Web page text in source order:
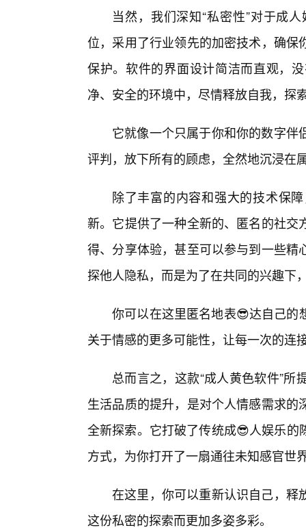
当然，我们深知“私密性”对于成
位，采用了行业领先的加密技术，确
保护。软件的界面设计简洁而直观，
净、安全的环境中，尽情释放自我，探
它就像一个只属于你和你的数字
评判，放下所有的顾虑，全然地沉浸在
除了丰富的内容和强大的技术保
新。它提供了一种全新的、匿名的社
得、分享体验，甚至可以参与到一些
探他人隐私，而是为了在共同的兴趣下
你可以在这里匿名地表😎达自己的
关于情感的更多可能性，让每一次的连
总而言之，这款“成人黄色软件”
生活品质的提升，是对个人情感需求
全新探索。它打破了传统成😎人娱乐
方式，为你打开了一扇通往未知感官世
在这里，你可以重新认识自己，释
这份私密的探索而更加多姿多彩。